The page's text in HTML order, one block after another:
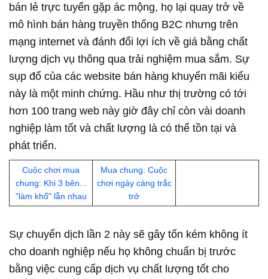
bán lẻ trực tuyến gặp ác mộng, họ lại quay trở về
mô hình bán hàng truyền thống B2C nhưng trên
mạng internet và đánh đổi lợi ích về giá bằng chất
lượng dịch vụ thông qua trải nghiệm mua sắm. Sự
sụp đổ của các website bán hàng khuyến mãi kiểu
này là một minh chứng. Hầu như thị trường có tới
hơn 100 trang web này giờ đây chỉ còn vài doanh
nghiệp làm tốt và chất lượng là có thể tồn tại và
phát triển.
Cuộc chơi mua
chung: Khi 3 bên...
"làm khổ" lẫn nhau
Mua chung: Cuộc
chơi ngày càng trắc
trở
Sự chuyển dịch lần 2 này sẽ gây tốn kém không ít
cho doanh nghiệp nếu họ không chuẩn bị trước
bằng việc cung cấp dịch vụ chất lượng tốt cho